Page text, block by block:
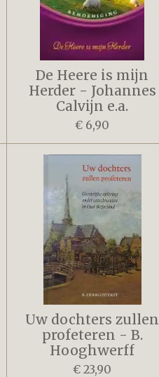
De Heere is mijn
Herder - Johannes
Calvijn e.a.
€ 6,90
Uw dochters zullen
profeteren - B.
Hooghwerff
€ 23,90